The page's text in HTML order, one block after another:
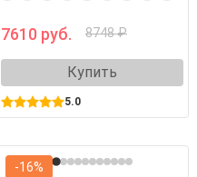
7610 руб. 8748 ₽
Купить
5.0
-16%